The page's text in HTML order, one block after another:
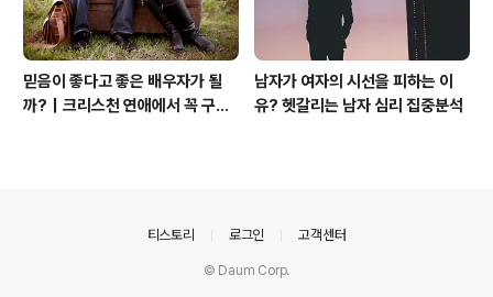
믿음이 좋다고 좋은 배우자가 될
까?｜크리스천 연애에서 꼭 구별
남자가 여자의 시선을 피하는 이
유? 헷갈리는 남자 심리 집중분석
티스토리 로그인 고객센터
© Daum Corp.